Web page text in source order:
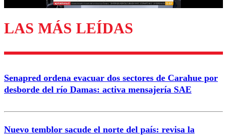
Enviar comentario
LAS MÁS LEÍDAS
Senapred ordena evacuar dos sectores de Carahue por
desborde del río Damas: activa mensajería SAE
Nuevo temblor sacude el norte del país: revisa la